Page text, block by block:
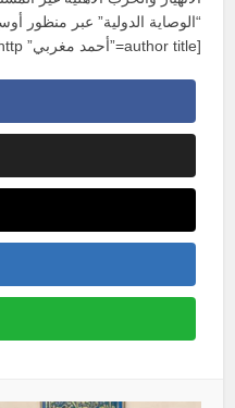
“الوصاية الدولية” عبر منظور
[author title=”أحمد مغربي” image=”http://”]كاتب لبناني[/author]